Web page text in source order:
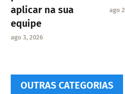
aplicar na sua
equipe
ago 3, 2026
ago
OUTRAS CATEGORIAS